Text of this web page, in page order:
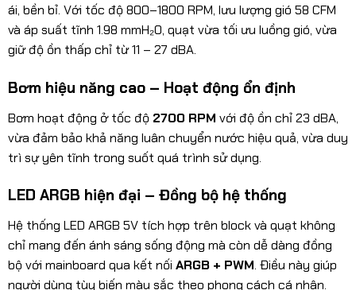
ái, bền bỉ. Với tốc độ 800–1800 RPM, lưu lượng gió 58 CFM
và áp suất tĩnh 1.98 mmH₂O, quạt vừa tối ưu luồng gió, vừa
giữ độ ồn thấp chỉ từ 11 – 27 dBA.
Bơm hiệu năng cao – Hoạt động ổn định
Bơm hoạt động ở tốc độ 2700 RPM với độ ồn chỉ 23 dBA,
vừa đảm bảo khả năng luân chuyển nước hiệu quả, vừa duy
trì sự yên tĩnh trong suốt quá trình sử dụng.
LED ARGB hiện đại – Đồng bộ hệ thống
Hệ thống LED ARGB 5V tích hợp trên block và quạt không
chỉ mang đến ánh sáng sống động mà còn dễ dàng đồng
bộ với mainboard qua kết nối ARGB + PWM. Điều này giúp
người dùng tùy biến màu sắc theo phong cách cá nhân.